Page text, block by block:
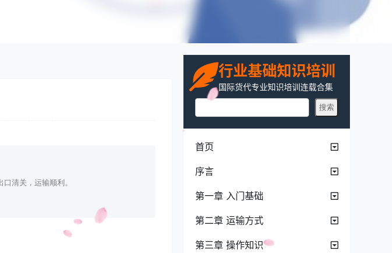
口清关，运输顺利。
行业基础知识培训
国际货代专业知识培训连载合集
首页
序言
第一章 入门基础
第二章 运输方式
第三章 操作知识